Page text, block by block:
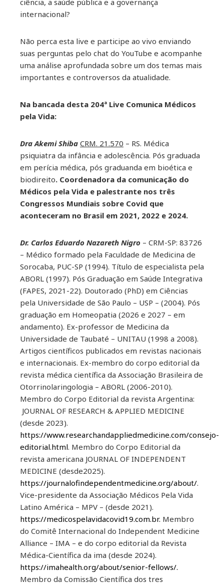
ciência, a saúde pública e a governança
internacional?
Não perca esta live e participe ao vivo enviando
suas perguntas pelo chat do YouTube e acompanhe
uma análise aprofundada sobre um dos temas mais
importantes e controversos da atualidade.
Na bancada desta 204ª Live Comunica Médicos
pela Vida:
Dra Akemi Shiba CRM. 21.570 – RS. Médica
psiquiatra da infância e adolescência. Pós graduada
em perícia médica, pós graduanda em bioética e
biodireito. Coordenadora da comunicação do
Médicos pela Vida e palestrante nos três
Congressos Mundiais sobre Covid que
aconteceram no Brasil em 2021, 2022 e 2024.
Dr. Carlos Eduardo Nazareth Nigro – CRM-SP: 83726
– Médico formado pela Faculdade de Medicina de
Sorocaba, PUC-SP (1994). Título de especialista pela
ABORL (1997). Pós Graduação em Saúde Integrativa
(FAPES, 2021-22). Doutorado (PhD) em Ciências
pela Universidade de São Paulo – USP – (2004). Pós
graduação em Homeopatia (2026 e 2027 – em
andamento). Ex-professor de Medicina da
Universidade de Taubaté – UNITAU (1998 a 2008).
Artigos científicos publicados em revistas nacionais
e internacionais. Ex-membro do corpo editorial da
revista médica científica da Associação Brasileira de
Otorrinolaringologia – ABORL (2006-2010).
Membro do Corpo Editorial da revista Argentina:
JOURNAL OF RESEARCH & APPLIED MEDICINE
(desde 2023).
https://www.researchandappliedmedicine.com/consejo-
editorial.html. Membro do Corpo Editorial da
revista americana JOURNAL OF INDEPENDENT
MEDICINE (desde2025).
https://journalofindependentmedicine.org/about/.
Vice-presidente da Associação Médicos Pela Vida
Latino América – MPV – (desde 2021).
https://medicospelavidacovid19.com.br. Membro
do Comitê Internacional do Independent Medicine
Alliance – IMA – e do corpo editorial da Revista
Médica-Científica da ima (desde 2024).
https://imahealth.org/about/senior-fellows/.
Membro da Comissão Científica dos tres